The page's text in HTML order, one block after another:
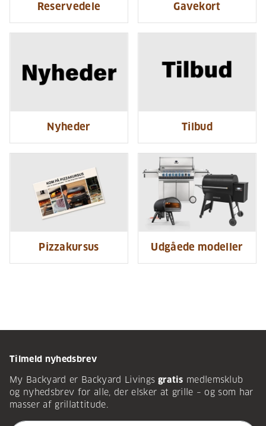
Reservedele Gavekort
Nyheder Tilbud
Pizzakursus Udgåede modeller
Tilmeld nyhedsbrev
My Backyard er Backyard Livings gratis medlemsklub
og nyhedsbrev for alle, der elsker at grille – og som har
masser af grillattitude.